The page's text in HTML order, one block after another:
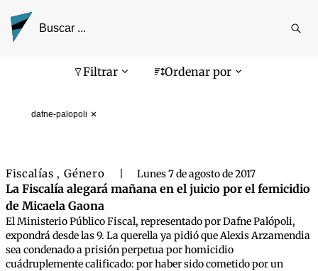
Filtrar Ordenar por
dafne-palopoli
Pantalla de búsqueda
Fiscalías , Género Lunes 7 de agosto de 2017
La Fiscalía alegará mañana en el juicio por el femicidio
de Micaela Gaona
El Ministerio Público Fiscal, representado por Dafne Palópoli,
expondrá desde las 9. La querella ya pidió que Alexis Arzamendia
sea condenado a prisión perpetua por homicidio
cuádruplemente calificado: por haber sido cometido por un